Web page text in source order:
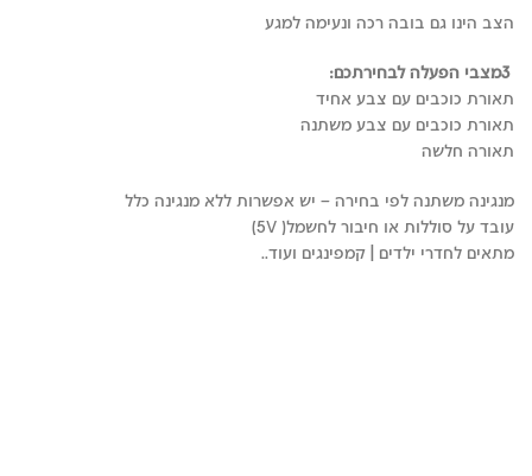
הצב הינו גם בובה רכה ונעימה למגע
3 מצבי הפעלה לבחירתכם:
תאורת כוכבים עם צבע אחיד
תאורת כוכבים עם צבע משתנה
תאורה חלשה
מנגינה משתנה לפי בחירה – יש אפשרות ללא מנגינה כלל
עובד על סוללות או חיבור לחשמל( 5V)
מתאים לחדרי ילדים | קמפינגים ועוד..